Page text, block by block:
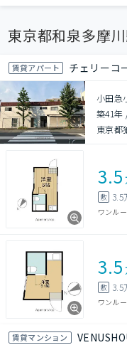
東京都和泉多摩
賃貸アパート チェリーコ
小田急
築41年
東京都
3.5
敷 3.5
ワンル
3.5
敷 3.5
ワンル
賃貸マンション